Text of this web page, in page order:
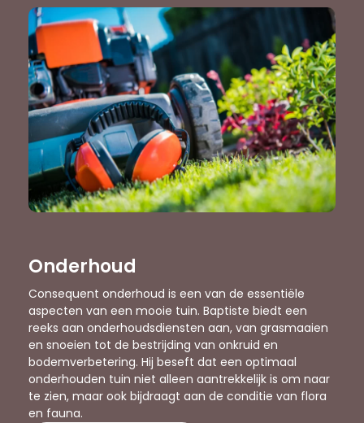
Onderhoud
Consequent onderhoud is een van de essentiële
aspecten van een mooie tuin. Baptiste biedt een
reeks aan onderhoudsdiensten aan, van grasmaaien
en snoeien tot de bestrijding van onkruid en
bodemverbetering. Hij beseft dat een optimaal
onderhouden tuin niet alleen aantrekkelijk is om naar
te zien, maar ook bijdraagt aan de conditie van flora
en fauna.